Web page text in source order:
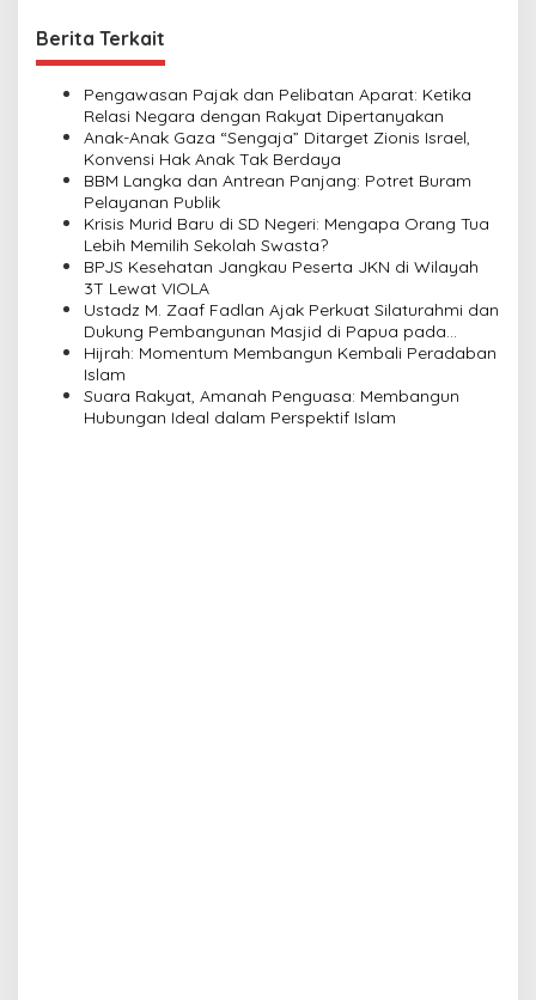
t
n
Berita Terkait
Pengawasan Pajak dan Pelibatan Aparat: Ketika
Relasi Negara dengan Rakyat Dipertanyakan
Anak-Anak Gaza “Sengaja” Ditarget Zionis Israel,
Konvensi Hak Anak Tak Berdaya
BBM Langka dan Antrean Panjang: Potret Buram
Pelayanan Publik
Krisis Murid Baru di SD Negeri: Mengapa Orang Tua
Lebih Memilih Sekolah Swasta?
BPJS Kesehatan Jangkau Peserta JKN di Wilayah
3T Lewat VIOLA
Ustadz M. Zaaf Fadlan Ajak Perkuat Silaturahmi dan
Dukung Pembangunan Masjid di Papua pada
Pengajian Yayasan Alimbas Insan Cita
Hijrah: Momentum Membangun Kembali Peradaban
Islam
Suara Rakyat, Amanah Penguasa: Membangun
Hubungan Ideal dalam Perspektif Islam